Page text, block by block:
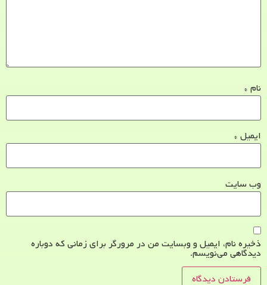
نام *
ایمیل *
وب‌ سایت
ذخیره نام، ایمیل و وبسایت من در مرورگر برای زمانی که دوباره
دیدگاهی می‌نویسم.